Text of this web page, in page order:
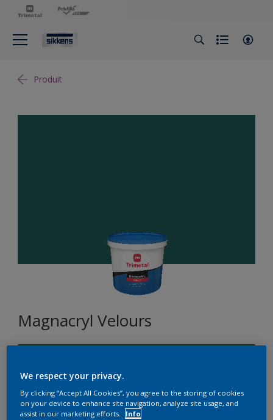
Produit
Magnacryl Velours
Format
We respect your privacy.
By clicking “Accept All Cookies”, you agree to the storing of cookies
on your device to enhance site navigation, analyze site usage, and
assist in our marketing efforts.
Info